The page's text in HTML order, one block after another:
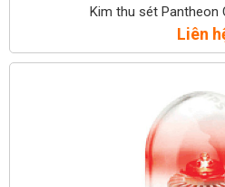
Kim thu sét Pantheon
Liên